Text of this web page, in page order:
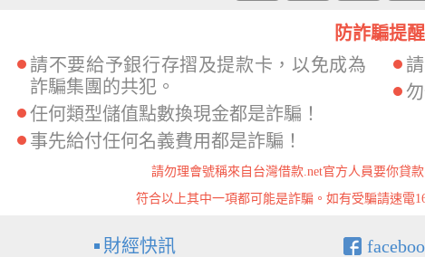
防詐騙提醒
請不要給予銀行存摺及提款卡，以免成為
詐騙集團的共犯。
任何類型儲值點數換現金都是詐騙！
事先給付任何名義費用都是詐騙！
請勿理會號稱來自台灣借款.net官方人員要你貸
符合以上其中一項都可能是詐騙。如有受騙請速電
財經快訊